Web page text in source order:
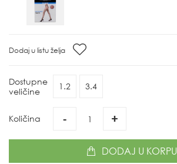
Dodaj u listu želja
Dostupne
veličine
1.2 3.4
Količina - +
DODAJ U KORPU